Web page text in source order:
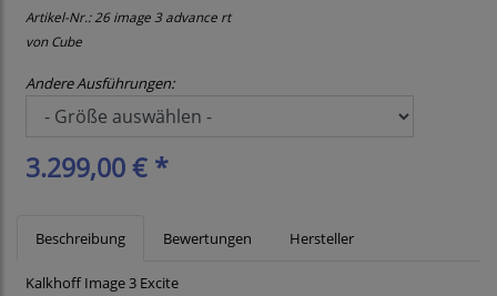
Artikel-Nr.:26 image 3 advance rt
vonCube
Andere Ausführungen:
3.299,00 € *
Beschreibung Bewertungen Hersteller
Kalkhoff Image 3 Excite